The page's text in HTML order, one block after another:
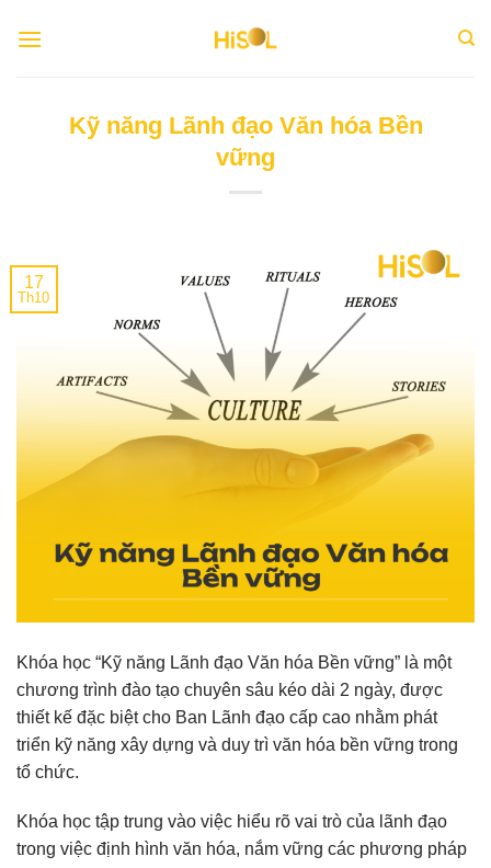
Kỹ năng Lãnh đạo Văn hóa Bền
vững
17
Th10
Khóa học “Kỹ năng Lãnh đạo Văn hóa Bền vững” là một
chương trình đào tạo chuyên sâu kéo dài 2 ngày, được
thiết kế đặc biệt cho Ban Lãnh đạo cấp cao nhằm phát
triển kỹ năng xây dựng và duy trì văn hóa bền vững trong
tổ chức.
Khóa học tập trung vào việc hiểu rõ vai trò của lãnh đạo
trong việc định hình văn hóa, nắm vững các phương pháp